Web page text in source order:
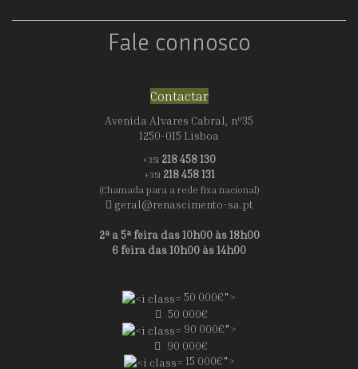
Fale connosco
Contactar
Avenida Alvares Cabral, nº35
1250-015 Lisboa
+351 218 458 130
+351 218 458 131
(Chamada para a rede fixa nacional)
geral@renascimento-sa.pt
2ª a 5ª feira das 10h00 às 18h00
6 feira das 10h00 às 14h00
50 000€">
50 000€
90 000€">
90 000€
15 000€">